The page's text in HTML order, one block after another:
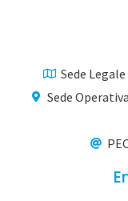
Sede
Sede